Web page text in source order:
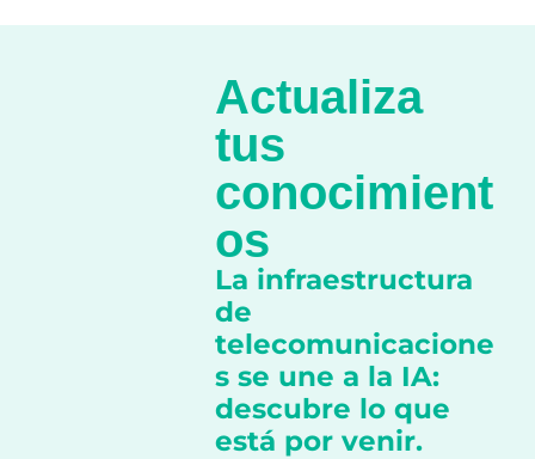
Actualiza
tus
conocimient
os
La infraestructura
de
telecomunicacione
s se une a la IA:
descubre lo que
está por venir.